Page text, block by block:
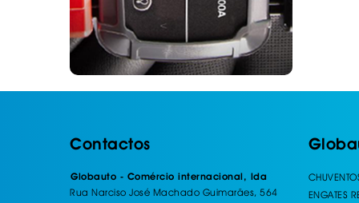
Contactos
Globauto - Comércio internacional, lda
Rua Narciso José Machado Guimarães, 564
ENGATES